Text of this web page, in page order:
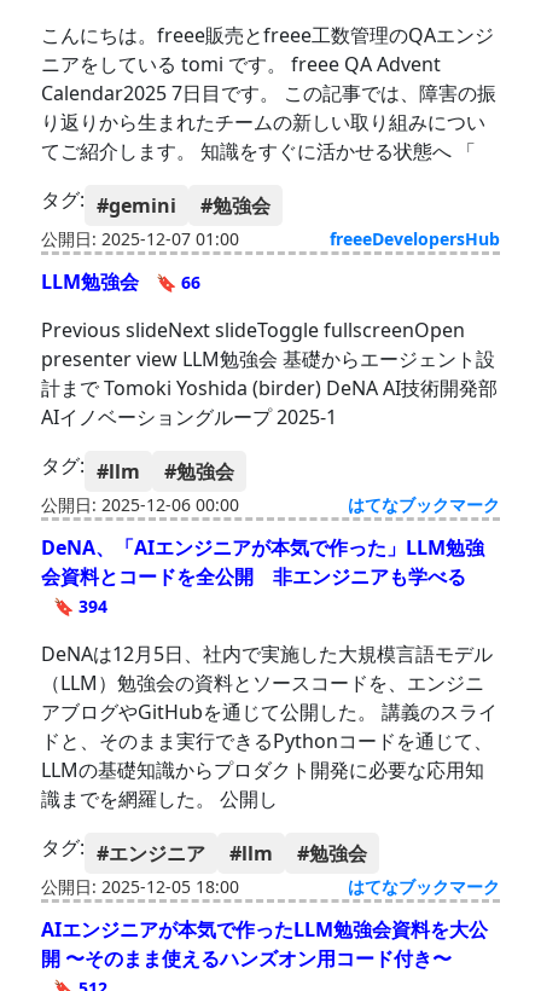
こんにちは。freee販売とfreee工数管理のQAエンジ
ニアをしている tomi です。 freee QA Advent
Calendar2025 7日目です。 この記事では、障害の振
り返りから生まれたチームの新しい取り組みについ
てご紹介します。 知識をすぐに活かせる状態へ 「
タグ: #gemini #勉強会
公開日: 2025-12-07 01:00 freeeDevelopersHub
LLM勉強会 🔖 66
Previous slideNext slideToggle fullscreenOpen
presenter view LLM勉強会 基礎からエージェント設
計まで Tomoki Yoshida (birder)️ DeNA AI技術開発部
AIイノベーショングループ 2025-1
タグ: #llm #勉強会
公開日: 2025-12-06 00:00 はてなブックマーク
DeNA、「AIエンジニアが本気で作った」LLM勉強
会資料とコードを全公開 非エンジニアも学べる
🔖 394
DeNAは12月5日、社内で実施した大規模言語モデル
（LLM）勉強会の資料とソースコードを、エンジニ
アブログやGitHubを通じて公開した。 講義のスライ
ドと、そのまま実行できるPythonコードを通じて、
LLMの基礎知識からプロダクト開発に必要な応用知
識までを網羅した。 公開し
タグ: #エンジニア #llm #勉強会
公開日: 2025-12-05 18:00 はてなブックマーク
AIエンジニアが本気で作ったLLM勉強会資料を大公
開 〜そのまま使えるハンズオン用コード付き〜